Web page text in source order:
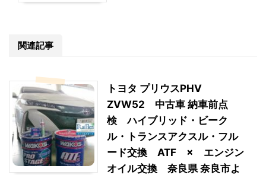
関連記事
トヨタ プリウスPHV
ZVW52 中古車 納車前点
検 ハイブリッド・ビーク
ル・トランスアクスル・フル
ード交換 ATF × エンジン
オイル交換 奈良県 奈良市よ